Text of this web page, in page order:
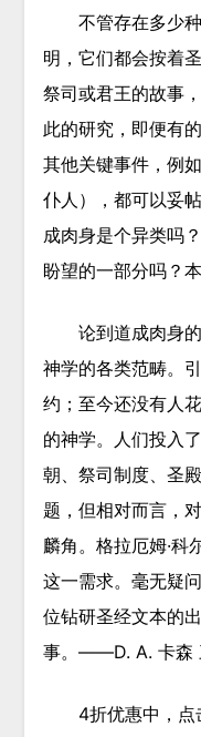
不管存在多少
明，它们都会按着
祭司或君王的故事
此的研究，即便有
其他关键事件，例
仆人），都可以妥
成肉身是个异类吗
盼望的一部分吗？
论到道成肉身
神学的各类范畴。
约；至今还没有人
的神学。人们投入
朝、祭司制度、圣
题，但相对而言，
麟角。格拉厄姆·科
这一需求。毫无疑
位钻研圣经文本的
事。——D. A. 卡森
4折优惠中，点